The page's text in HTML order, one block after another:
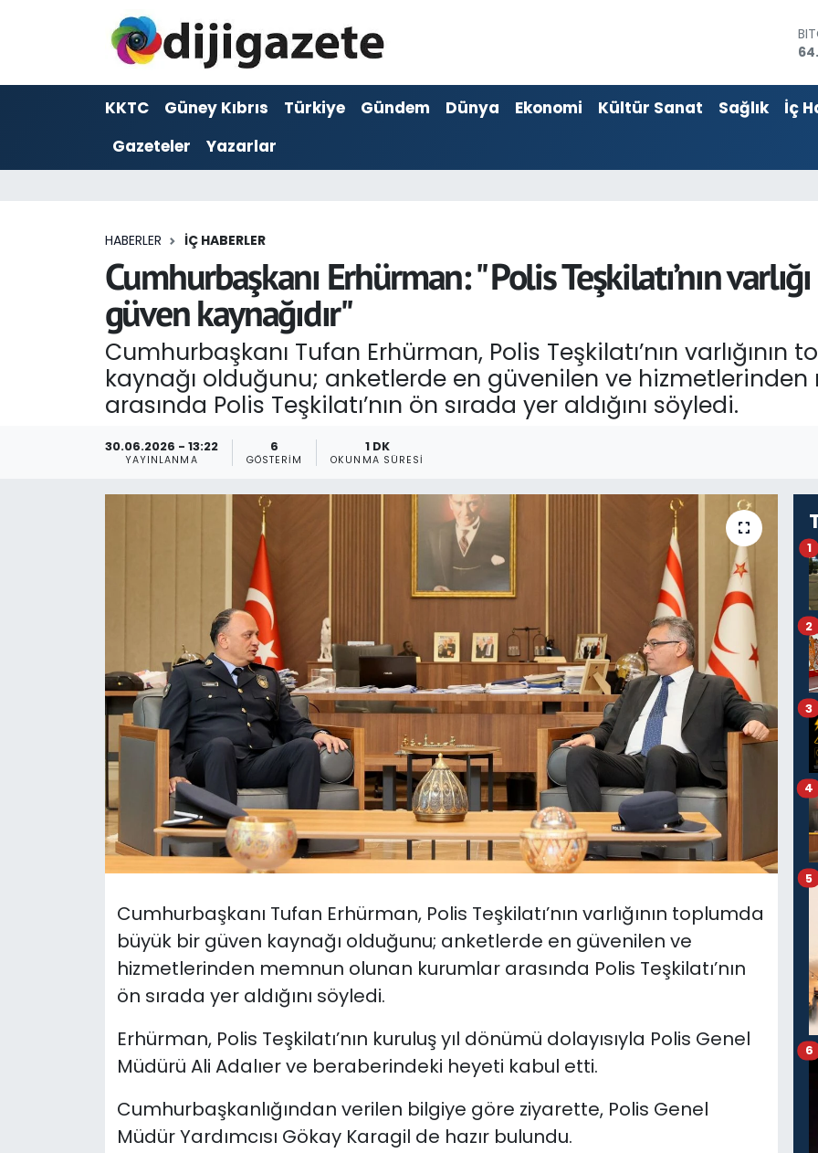
KKTC Güney Kıbrıs Türkiye Gündem Dünya Ekonomi Kültür Sanat Sağlık
İç
Gazeteler
Yazarlar
HABERLER İÇ HABERLER
Cumhurbaşkanı Erhürman: " Polis Teşkilatı’nın
güven kaynağıdır"
Cumhurbaşkanı Tufan Erhürman, Polis Teşkilatı’nın
kaynağı olduğunu; anketlerde en güvenilen ve
arasında Polis Teşkilatı’nın ön sırada yer aldığını söyledi.
30.06.2026 - 13:22
YAYINLANMA
6
GÖSTERIM
1 DK
OKUNMA SÜRESI
Cumhurbaşkanı Tufan Erhürman, Polis Teşkilatı’nın varlığının toplumda
büyük bir güven kaynağı olduğunu; anketlerde en güvenilen ve
hizmetlerinden memnun olunan kurumlar arasında Polis Teşkilatı’nın
ön sırada yer aldığını söyledi.
Erhürman, Polis Teşkilatı’nın kuruluş yıl dönümü dolayısıyla Polis Genel
Müdürü Ali Adalıer ve beraberindeki heyeti kabul etti.
Cumhurbaşkanlığından verilen bilgiye göre ziyarette, Polis Genel
Müdür Yardımcısı Gökay Karagil de hazır bulundu.
1
2
3
4
5
6
ADVERTORIAL
Dijigazete
Foto Galeri
Güncel
Gündem
Nöbetçi Eczaneler
Otomobil Dünyası
Politika
SAĞLIK
Teknoloji
Video Galeri
Yazarlar
Hava Durumu
Trafik Durumu
Son Dakika Haberleri
Haber Arşivi